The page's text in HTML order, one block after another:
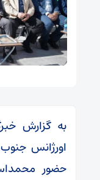
به گزارش
اورژانس
حضور